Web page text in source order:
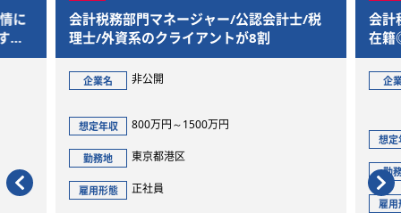
会計税務部門マネージャー/公認会計士/税
理士/外資系のクライアントが8割
非公開
800万円～1500万円
東京都港区
正社員
会計税務
在籍◎英語
勤務地